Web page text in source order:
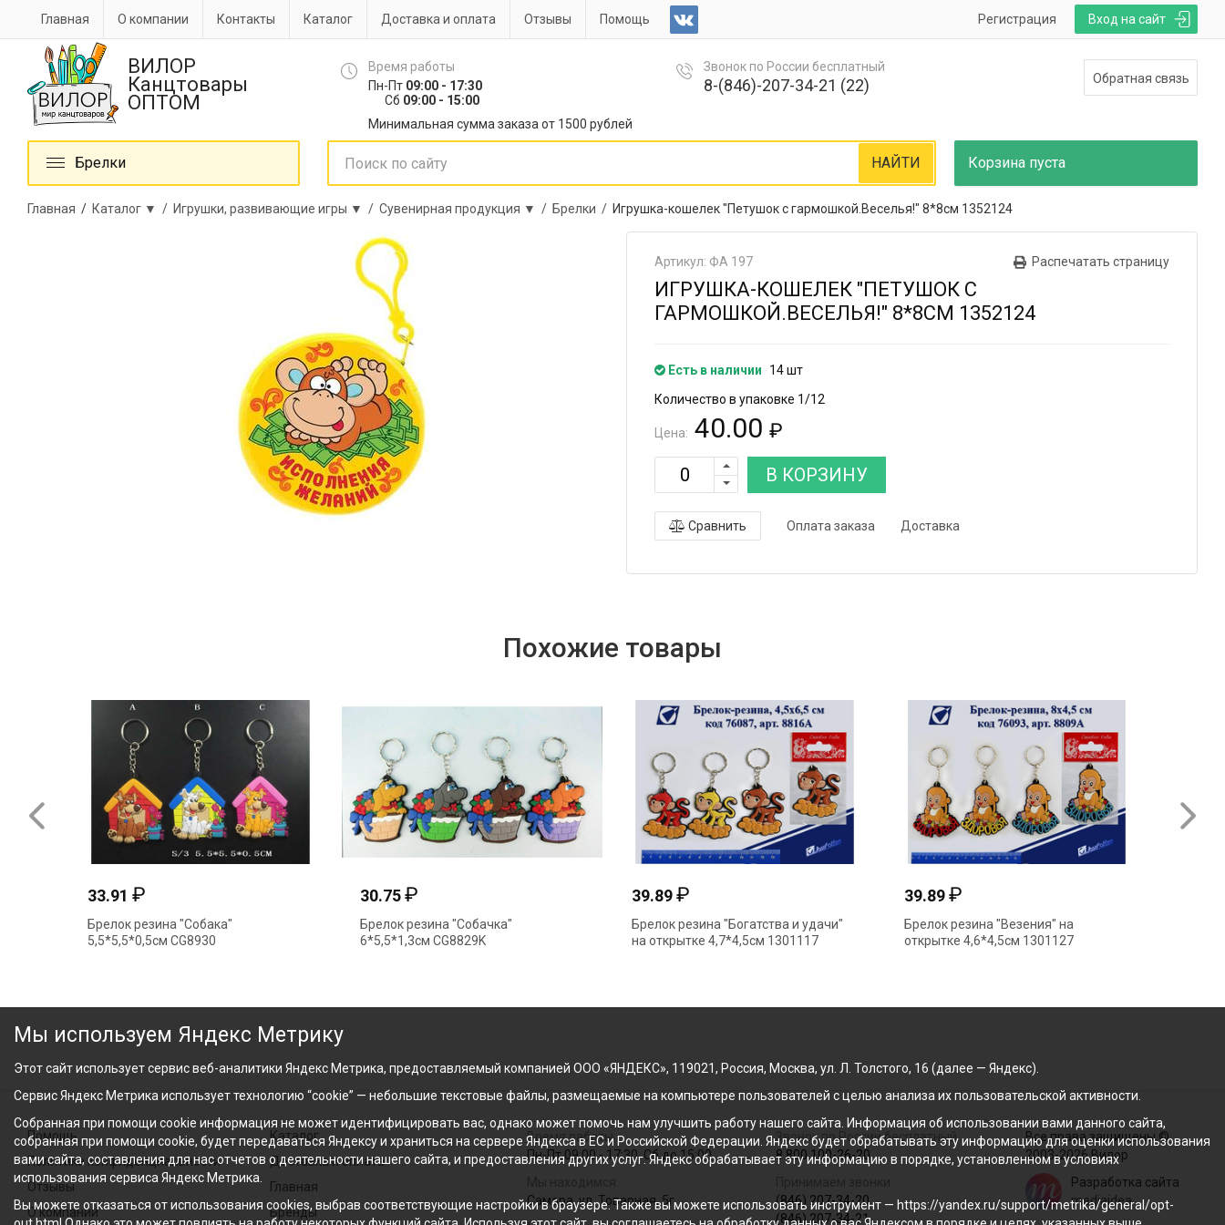
Вход на сайт
Регистрация
Главная О компании Контакты Каталог Доставка и оплата Отзывы Помощь
ВИЛОР
Канцтовары
ОПТОМ
Время работы
Пн-Пт 09:00 - 17:30
Сб 09:00 - 15:00
Минимальная сумма заказа от 1500 рублей
Звонок по России бесплатный
8-(846)-207-34-21 (22) Обратная связь
Брелки Корзина пуста
НАЙТИ
Главная / Каталог ▼ / Игрушки, развивающие игры ▼ / Сувенирная продукция ▼ / Брелки / Игрушка-кошелек "Петушок с гармошкой.Веселья!" 8*8см 1352124
Распечатать страницу
Артикул: ФА 197
ИГРУШКА-КОШЕЛЕК "ПЕТУШОК С
ГАРМОШКОЙ.ВЕСЕЛЬЯ!" 8*8СМ 1352124
Есть в наличии
14 шт
Количество в упаковке 1/12
Цена: 40.00 ₽
В КОРЗИНУ
Сравнить Оплата заказа Доставка
Похожие товары
33.91 ₽
Брелок резина "Собака"
5,5*5,5*0,5см CG8930
30.75₽
Брелок резина "Собачка"
6*5,5*1,3см CG8829K
39.89₽
Брелок резина "Богатства и удачи"
на открытке 4,7*4,5см 1301117
39.89₽
Брелок резина "Везения" на
открытке 4,6*4,5см 1301127
Помощь
Политика конфиденциальности
Отзывы
О компании
Каталог
Доставка и оплата
Главная
Бренды
Время работы
Пн-Пт 09:00 - 17:30, Сб до 15:00
Самара, ул. Товарная, 5г
Звонок по России бесплатный
8 800 100-26-20
(846) 207-34-20
(846) 207-34-21
Все права защищены ©
2003-2026 Вилор
Разработка сайта
mediaidea
Мы используем Яндекс Метрику
Этот сайт использует сервис веб-аналитики Яндекс Метрика, предоставляемый компанией ООО «ЯНДЕКС», 119021, Россия, Москва, ул. Л. Толстого, 16 (далее — Яндекс).
Сервис Яндекс Метрика использует технологию “cookie” — небольшие текстовые файлы, размещаемые на компьютере пользователей с целью анализа их пользовательской активности.
Собранная при помощи cookie информация не может идентифицировать вас, однако может помочь нам улучшить работу нашего сайта. Информация об использовании вами данного сайта,
собранная при помощи cookie, будет передаваться Яндексу и храниться на сервере Яндекса в ЕС и Российской Федерации. Яндекс будет обрабатывать эту информацию для оценки использования
вами сайта, составления для нас отчетов о деятельности нашего сайта, и предоставления других услуг. Яндекс обрабатывает эту информацию в порядке, установленном в условиях
использования сервиса Яндекс Метрика.
Вы можете отказаться от использования cookies, выбрав соответствующие настройки в браузере. Также вы можете использовать инструмент — https://yandex.ru/support/metrika/general/opt-